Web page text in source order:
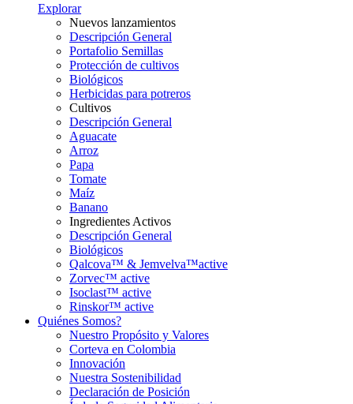
Explorar
Nuevos lanzamientos
Descripción General
Portafolio Semillas
Protección de cultivos
Biológicos
Herbicidas para potreros
Cultivos
Descripción General
Aguacate
Arroz
Papa
Tomate
Maíz
Banano
Ingredientes Activos
Descripción General
Biológicos
Qalcova™ & Jemvelva™active
Zorvec™ active
Isoclast™ active
Rinskor™ active
Quiénes Somos?
Nuestro Propósito y Valores
Corteva en Colombia
Innovación
Nuestra Sostenibilidad
Declaración de Posición